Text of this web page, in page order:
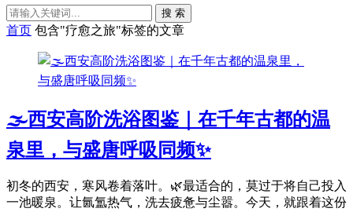
搜 索
首页 包含"疗愈之旅"标签的文章
🌫️西安高阶洗浴图鉴｜在千年古都的温
泉里，与盛唐呼吸同频✨
初冬的西安，寒风卷着落叶。🌿最适合的，莫过于将自己投入
一池暖泉。让氤氲热气，洗去疲惫与尘嚣。今天，就跟着这份